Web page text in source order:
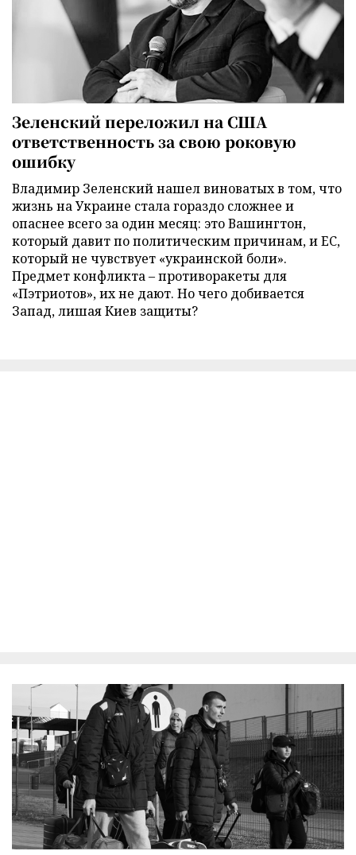
Зеленский переложил на США
ответственность за свою роковую
ошибку
Владимир Зеленский нашел виноватых в том, что
жизнь на Украине стала гораздо сложнее и
опаснее всего за один месяц: это Вашингтон,
который давит по политическим причинам, и ЕС,
который не чувствует «украинской боли».
Предмет конфликта – противоракеты для
«Пэтриотов», их не дают. Но чего добивается
Запад, лишая Киев защиты?